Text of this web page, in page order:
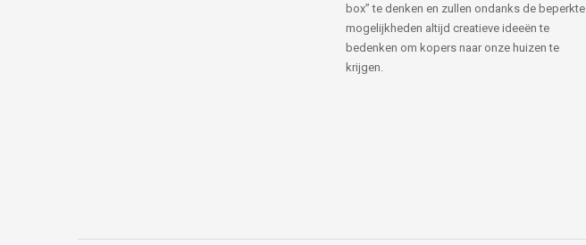
box” te denken en zullen ondanks de beperkte
mogelijkheden altijd creatieve ideeën te
bedenken om kopers naar onze huizen te
krijgen.